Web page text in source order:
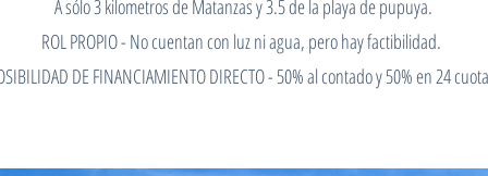
A sólo 3 kilometros de Matanzas y 3.5 de la playa de pupuya.
ROL PROPIO - No cuentan con luz ni agua, pero hay factibilidad.
DE FINANCIAMIENTO DIRECTO - 50% al contado y 50% en 24